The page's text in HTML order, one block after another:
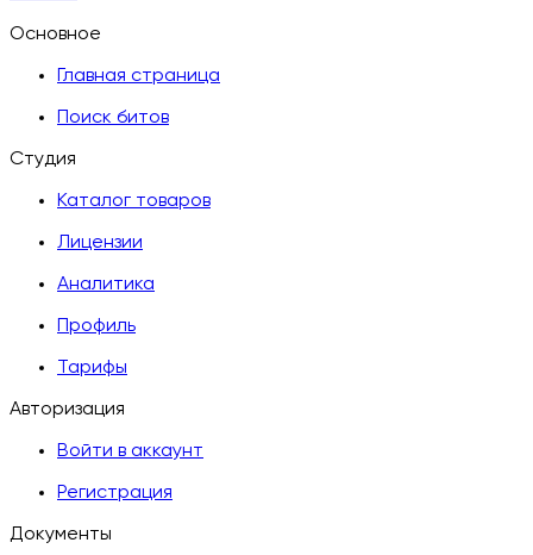
Основное
Главная страница
Поиск битов
Студия
Каталог товаров
Лицензии
Аналитика
Профиль
Тарифы
Авторизация
Войти в аккаунт
Регистрация
Документы